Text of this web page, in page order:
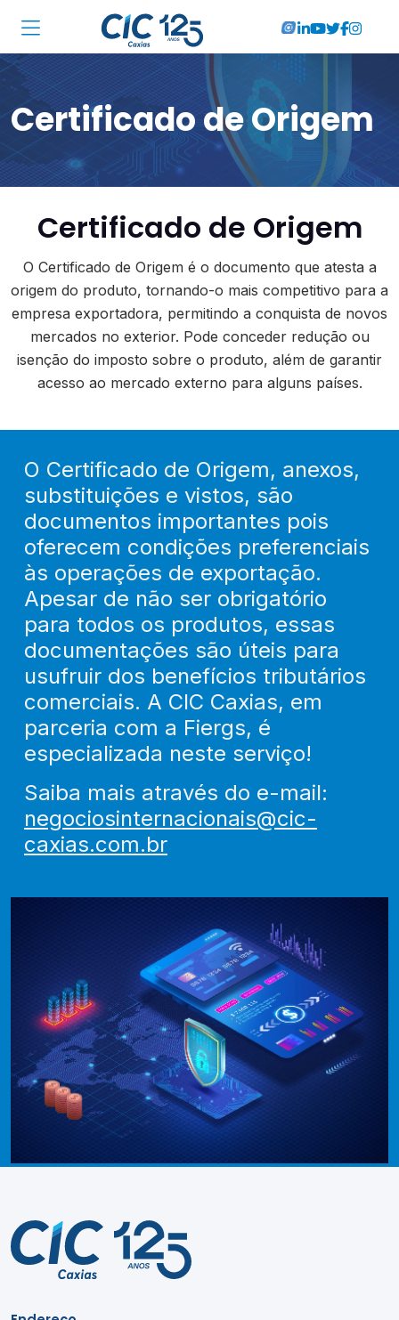
Institucional
Associadas
Soluções
Cursos
RA CIC Caxias
Eventos
Notícias
Certificado de Origem
Certificado de Origem
O Certificado de Origem é o documento que atesta a
origem do produto, tornando-o mais competitivo para a
empresa exportadora, permitindo a conquista de novos
mercados no exterior. Pode conceder redução ou
isenção do imposto sobre o produto, além de garantir
acesso ao mercado externo para alguns países.
O Certificado de Origem, anexos,
substituições e vistos, são
documentos importantes pois
oferecem condições preferenciais
às operações de exportação.
Apesar de não ser obrigatório
para todos os produtos, essas
documentações são úteis para
usufruir dos benefícios tributários
comerciais. A CIC Caxias, em
parceria com a Fiergs, é
especializada neste serviço!
Saiba mais através do e-mail:
negociosinternacionais@cic-
caxias.com.br